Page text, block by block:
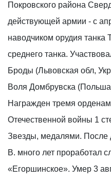
Покровского района
действующей армии - с
наводчиком орудия танка
среднего танка.
Броды (Львовская обл,
Воля Домбрувска
Награжден тремя
Отечественной войны 1
Звезды, медалями. После
В. много лет проработал
«Егоршинское». Умер 3